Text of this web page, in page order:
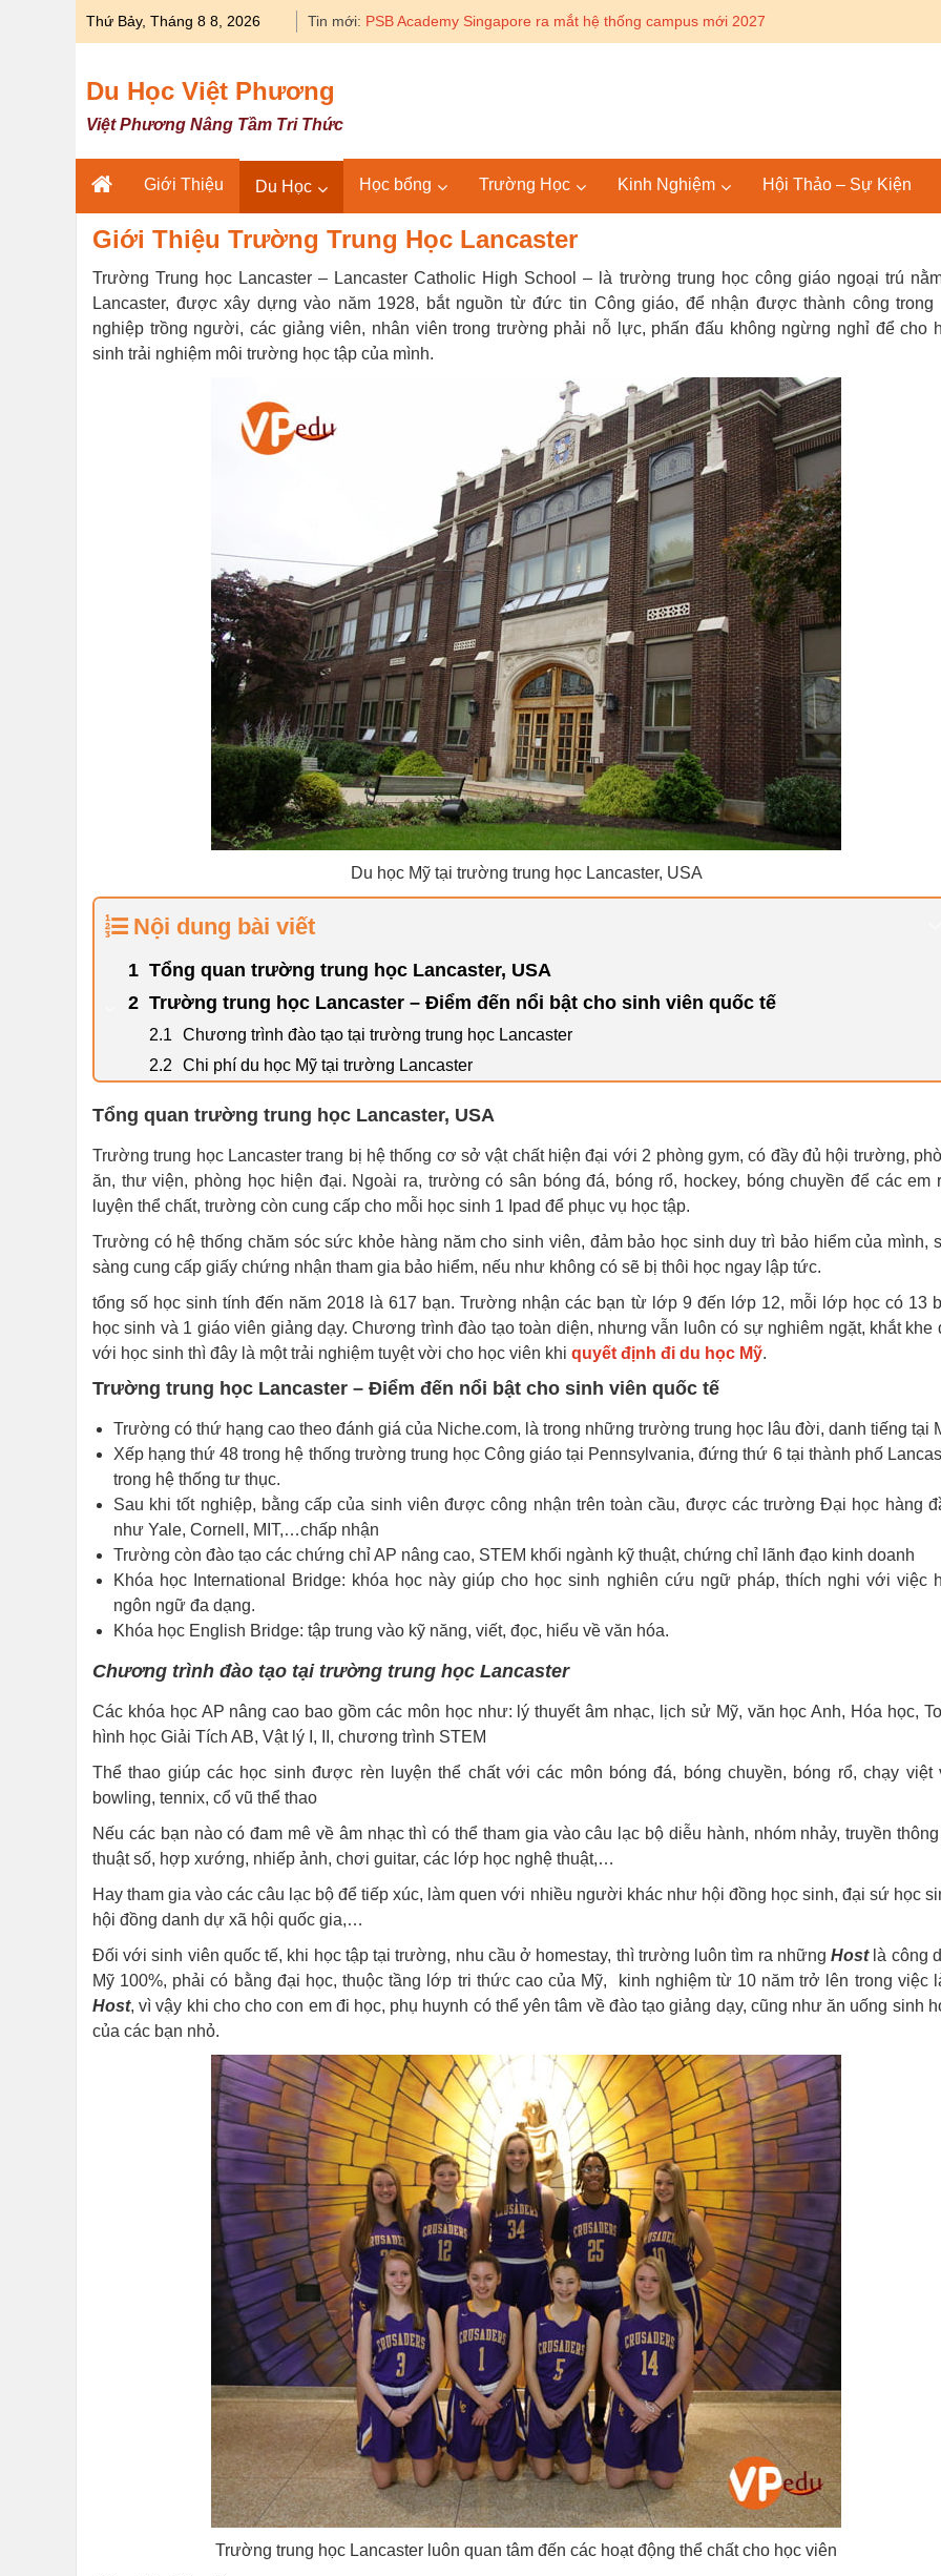
Thứ Bảy, Tháng 8 8, 2026 Tin mới:
Du Học Việt Phương
Việt Phương Nâng Tầm Tri Thức
Giới Thiệu Du Học Học bổng Trường Học Kinh Nghiệm Hội Thảo – Sự Kiện
Giới Thiệu Trường Trung Học Lancaster
Trường Trung học Lancaster – Lancaster Catholic High School – là trường trung học công giáo ngoại trú
Lancaster, được xây dựng vào năm 1928, bắt nguồn từ đức tin Công giáo, để nhận được thành công trong
nghiệp trồng người, các giảng viên, nhân viên trong trường phải nỗ lực, phấn đấu không ngừng nghỉ để cho
sinh trải nghiệm môi trường học tập của mình.
Du học Mỹ tại trường trung học Lancaster, USA
Nội dung bài viết
Tổng quan trường trung học Lancaster, USA
Trường trung học Lancaster – Điểm đến nổi bật cho sinh viên quốc tế
Chương trình đào tạo tại trường trung học Lancaster
Chi phí du học Mỹ tại trường Lancaster
Tổng quan trường trung học Lancaster, USA
Trường trung học Lancaster trang bị hệ thống cơ sở vật chất hiện đại với 2 phòng gym, có đầy đủ hội trường,
ăn, thư viện, phòng học hiện đại. Ngoài ra, trường có sân bóng đá, bóng rổ, hockey, bóng chuyền để các em
luyện thể chất, trường còn cung cấp cho mỗi học sinh 1 Ipad để phục vụ học tập.
Trường có hệ thống chăm sóc sức khỏe hàng năm cho sinh viên, đảm bảo học sinh duy trì bảo hiểm của mình,
sàng cung cấp giấy chứng nhận tham gia bảo hiểm, nếu như không có sẽ bị thôi học ngay lập tức.
tổng số học sinh tính đến năm 2018 là 617 bạn. Trường nhận các bạn từ lớp 9 đến lớp 12, mỗi lớp học có 13
học sinh và 1 giáo viên giảng dạy. Chương trình đào tạo toàn diện, nhưng vẫn luôn có sự nghiêm ngặt, khắt khe
với học sinh thì đây là một trải nghiệm tuyệt vời cho học viên khi quyết định đi du học Mỹ.
Trường trung học Lancaster – Điểm đến nổi bật cho sinh viên quốc tế
Trường có thứ hạng cao theo đánh giá của Niche.com, là trong những trường trung học lâu đời, danh tiếng tại
Xếp hạng thứ 48 trong hệ thống trường trung học Công giáo tại Pennsylvania, đứng thứ 6 tại thành phố
trong hệ thống tư thục.
Sau khi tốt nghiệp, bằng cấp của sinh viên được công nhận trên toàn cầu, được các trường Đại học hàng
như Yale, Cornell, MIT,…chấp nhận
Trường còn đào tạo các chứng chỉ AP nâng cao, STEM khối ngành kỹ thuật, chứng chỉ lãnh đạo kinh doanh
Khóa học International Bridge: khóa học này giúp cho học sinh nghiên cứu ngữ pháp, thích nghi với việc
ngôn ngữ đa dạng.
Khóa học English Bridge: tập trung vào kỹ năng, viết, đọc, hiểu về văn hóa.
Chương trình đào tạo tại trường trung học Lancaster
Các khóa học AP nâng cao bao gồm các môn học như: lý thuyết âm nhạc, lịch sử Mỹ, văn học Anh, Hóa học,
hình học Giải Tích AB, Vật lý I, II, chương trình STEM
Thể thao giúp các học sinh được rèn luyện thể chất với các môn bóng đá, bóng chuyền, bóng rổ, chạy việt
bowling, tennix, cổ vũ thể thao
Nếu các bạn nào có đam mê về âm nhạc thì có thể tham gia vào câu lạc bộ diễu hành, nhóm nhảy, truyền
thuật số, hợp xướng, nhiếp ảnh, chơi guitar, các lớp học nghệ thuật,…
Hay tham gia vào các câu lạc bộ để tiếp xúc, làm quen với nhiều người khác như hội đồng học sinh, đại sứ học
hội đồng danh dự xã hội quốc gia,…
Đối với sinh viên quốc tế, khi học tập tại trường, nhu cầu ở homestay, thì trường luôn tìm ra nhữngHost là công
Mỹ 100%, phải có bằng đại học, thuộc tầng lớp tri thức cao của Mỹ, kinh nghiệm từ 10 năm trở lên trong việc
Host, vì vậy khi cho cho con em đi học, phụ huynh có thể yên tâm về đào tạo giảng dạy, cũng như ăn uống sinh
của các bạn nhỏ.
Trường trung học Lancaster luôn quan tâm đến các hoạt động thể chất cho học viên